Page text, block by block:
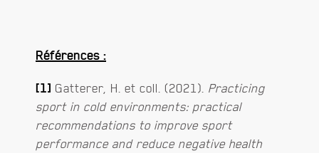
Références :
[1] Gatterer, H. et coll. (2021). Practicing
sport in cold environments: practical
recommendations to improve sport
performance and reduce negative health